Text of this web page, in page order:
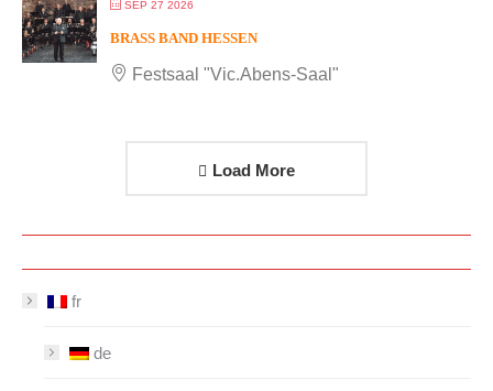
SEP 27 2026
BRASS BAND HESSEN
Festsaal "Vic.Abens-Saal"
Load More
fr
de